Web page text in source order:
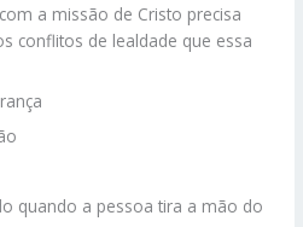
a missão de Cristo precisa
conflitos de lealdade que essa
quando a pessoa tira a mão do